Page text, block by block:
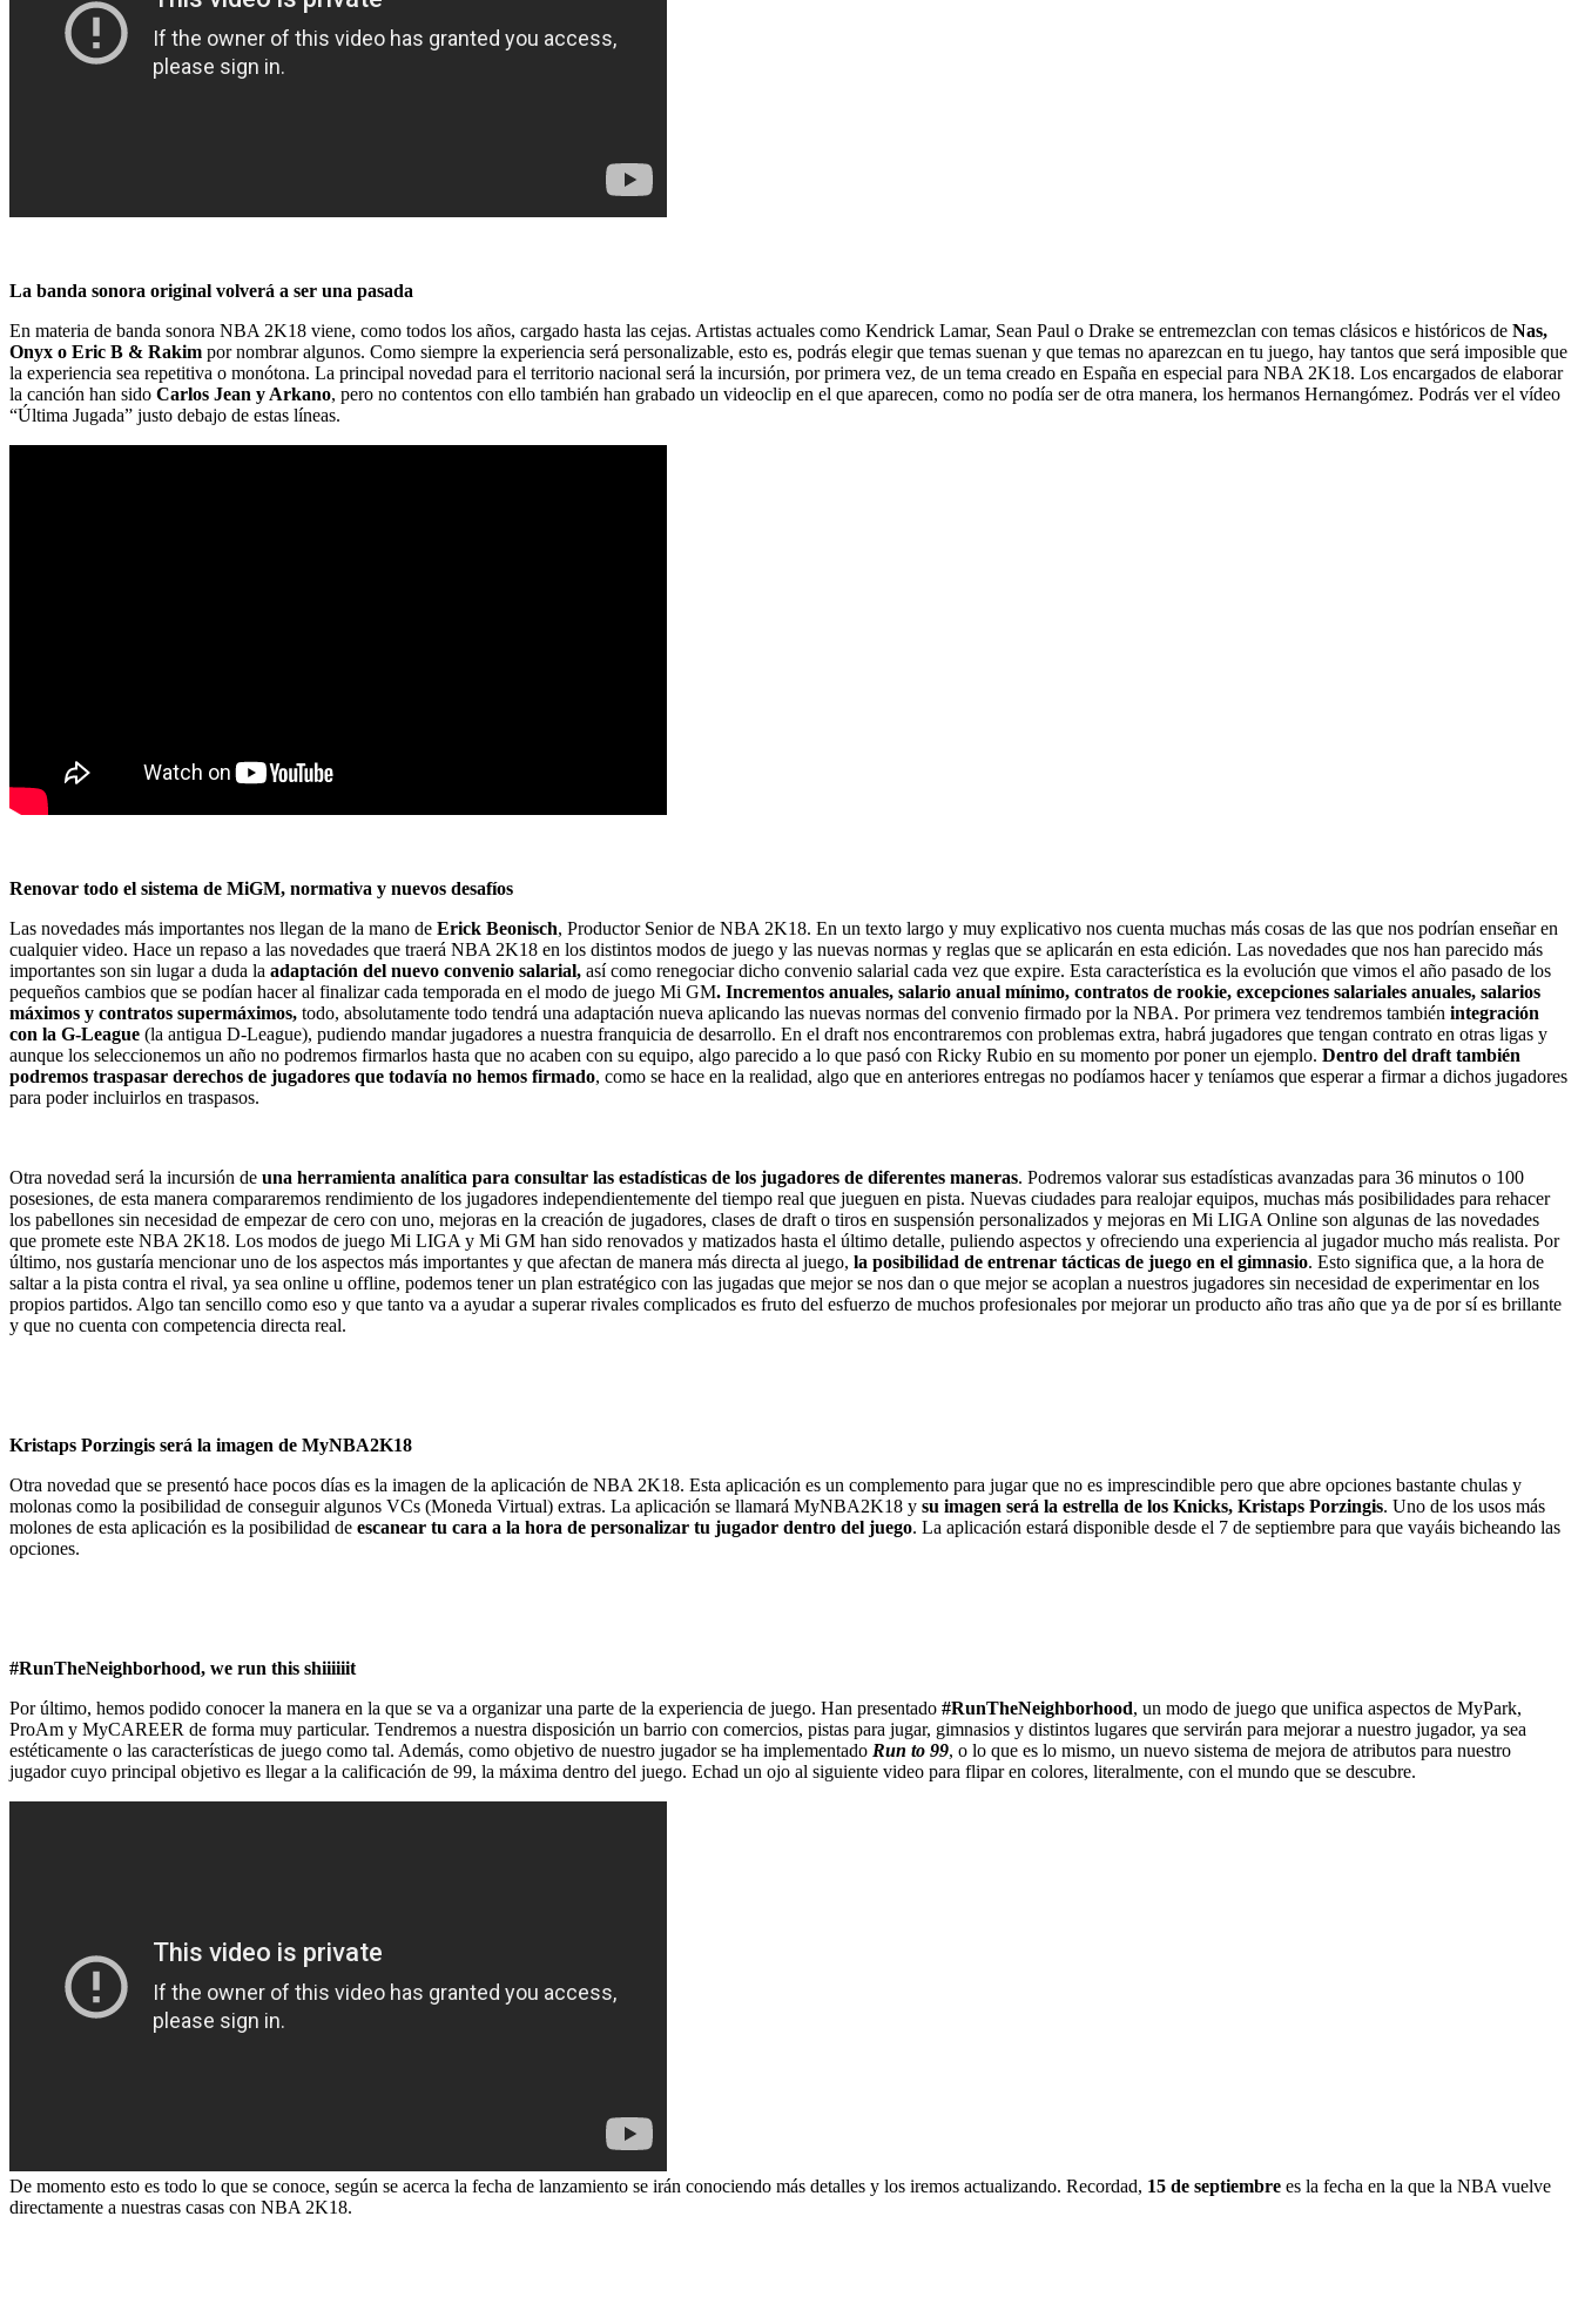
La banda sonora original volverá a ser una pasada
En materia de banda sonora NBA 2K18 viene, como todos los años, cargado hasta las cejas. Artistas actuales como Kendrick Lamar, Sean Paul o Drake se entremezclan con temas clásicos e históricos de Nas,
Onyx o Eric B & Rakim por nombrar algunos. Como siempre la experiencia será personalizable, esto es, podrás elegir que temas suenan y que temas no aparezcan en tu juego, hay tantos que será imposible que
la experiencia sea repetitiva o monótona. La principal novedad para el territorio nacional será la incursión, por primera vez, de un tema creado en España en especial para NBA 2K18. Los encargados de elaborar
la canción han sido Carlos Jean y Arkano, pero no contentos con ello también han grabado un videoclip en el que aparecen, como no podía ser de otra manera, los hermanos Hernangómez. Podrás ver el vídeo
“Última Jugada” justo debajo de estas líneas.
Renovar todo el sistema de MiGM, normativa y nuevos desafíos
Las novedades más importantes nos llegan de la mano de Erick Beonisch, Productor Senior de NBA 2K18. En un texto largo y muy explicativo nos cuenta muchas más cosas de las que nos podrían enseñar en
cualquier video. Hace un repaso a las novedades que traerá NBA 2K18 en los distintos modos de juego y las nuevas normas y reglas que se aplicarán en esta edición. Las novedades que nos han parecido más
importantes son sin lugar a duda la adaptación del nuevo convenio salarial, así como renegociar dicho convenio salarial cada vez que expire. Esta característica es la evolución que vimos el año pasado de los
pequeños cambios que se podían hacer al finalizar cada temporada en el modo de juego Mi GM. Incrementos anuales, salario anual mínimo, contratos de rookie, excepciones salariales anuales, salarios
máximos y contratos supermáximos, todo, absolutamente todo tendrá una adaptación nueva aplicando las nuevas normas del convenio firmado por la NBA. Por primera vez tendremos también integración
con la G-League (la antigua D-League), pudiendo mandar jugadores a nuestra franquicia de desarrollo. En el draft nos encontraremos con problemas extra, habrá jugadores que tengan contrato en otras ligas y
aunque los seleccionemos un año no podremos firmarlos hasta que no acaben con su equipo, algo parecido a lo que pasó con Ricky Rubio en su momento por poner un ejemplo. Dentro del draft también
podremos traspasar derechos de jugadores que todavía no hemos firmado, como se hace en la realidad, algo que en anteriores entregas no podíamos hacer y teníamos que esperar a firmar a dichos jugadores
para poder incluirlos en traspasos.
Otra novedad será la incursión de una herramienta analítica para consultar las estadísticas de los jugadores de diferentes maneras. Podremos valorar sus estadísticas avanzadas para 36 minutos o 100
posesiones, de esta manera compararemos rendimiento de los jugadores independientemente del tiempo real que jueguen en pista. Nuevas ciudades para realojar equipos, muchas más posibilidades para rehacer
los pabellones sin necesidad de empezar de cero con uno, mejoras en la creación de jugadores, clases de draft o tiros en suspensión personalizados y mejoras en Mi LIGA Online son algunas de las novedades
que promete este NBA 2K18. Los modos de juego Mi LIGA y Mi GM han sido renovados y matizados hasta el último detalle, puliendo aspectos y ofreciendo una experiencia al jugador mucho más realista. Por
último, nos gustaría mencionar uno de los aspectos más importantes y que afectan de manera más directa al juego, la posibilidad de entrenar tácticas de juego en el gimnasio. Esto significa que, a la hora de
saltar a la pista contra el rival, ya sea online u offline, podemos tener un plan estratégico con las jugadas que mejor se nos dan o que mejor se acoplan a nuestros jugadores sin necesidad de experimentar en los
propios partidos. Algo tan sencillo como eso y que tanto va a ayudar a superar rivales complicados es fruto del esfuerzo de muchos profesionales por mejorar un producto año tras año que ya de por sí es brillante
y que no cuenta con competencia directa real.
Kristaps Porzingis será la imagen de MyNBA2K18
Otra novedad que se presentó hace pocos días es la imagen de la aplicación de NBA 2K18. Esta aplicación es un complemento para jugar que no es imprescindible pero que abre opciones bastante chulas y
molonas como la posibilidad de conseguir algunos VCs (Moneda Virtual) extras. La aplicación se llamará MyNBA2K18 y su imagen será la estrella de los Knicks, Kristaps Porzingis. Uno de los usos más
molones de esta aplicación es la posibilidad de escanear tu cara a la hora de personalizar tu jugador dentro del juego. La aplicación estará disponible desde el 7 de septiembre para que vayáis bicheando las
opciones.
#RunTheNeighborhood, we run this shiiiiiit
Por último, hemos podido conocer la manera en la que se va a organizar una parte de la experiencia de juego. Han presentado #RunTheNeighborhood, un modo de juego que unifica aspectos de MyPark,
ProAm y MyCAREER de forma muy particular. Tendremos a nuestra disposición un barrio con comercios, pistas para jugar, gimnasios y distintos lugares que servirán para mejorar a nuestro jugador, ya sea
estéticamente o las características de juego como tal. Además, como objetivo de nuestro jugador se ha implementado Run to 99, o lo que es lo mismo, un nuevo sistema de mejora de atributos para nuestro
jugador cuyo principal objetivo es llegar a la calificación de 99, la máxima dentro del juego. Echad un ojo al siguiente video para flipar en colores, literalmente, con el mundo que se descubre.
De momento esto es todo lo que se conoce, según se acerca la fecha de lanzamiento se irán conociendo más detalles y los iremos actualizando. Recordad, 15 de septiembre es la fecha en la que la NBA vuelve
directamente a nuestras casas con NBA 2K18.